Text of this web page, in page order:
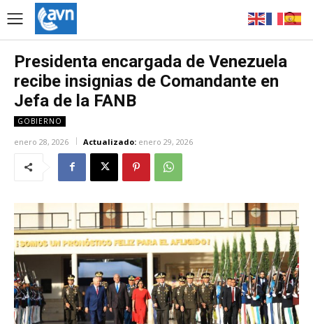
Presidenta encargada de Venezuela
recibe insignias de Comandante en
Jefa de la FANB
GOBIERNO
enero 28, 2026 Actualizado: enero 29, 2026